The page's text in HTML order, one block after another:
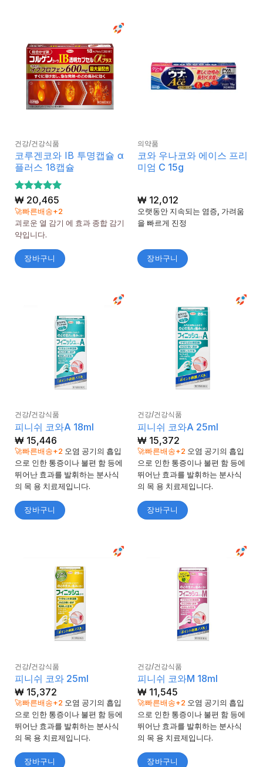
건강/건강식품
코루겐코와 IB 투명캡슐 α
플러스 18캡슐
5 중에서
5로 평가
됨
₩20,465
🚀빠른배송+2
괴로운 열 감기 에 효과 종합 감기
약입니다.
장바구니
의약품
코와 우나코와 에이스 프리
미엄 C 15g
₩12,012
오랫동안 지속되는 염증, 가려움
을 빠르게 진정
장바구니
건강/건강식품
피니쉬 코와A 18ml
₩15,446
🚀빠른배송+2 오염 공기의 흡입
으로 인한 통증이나 불편 함 등에
뛰어난 효과를 발휘하는 분사식
의 목 용 치료제입니다.
장바구니
건강/건강식품
피니쉬 코와A 25ml
₩15,372
🚀빠른배송+2 오염 공기의 흡입
으로 인한 통증이나 불편 함 등에
뛰어난 효과를 발휘하는 분사식
의 목 용 치료제입니다.
장바구니
건강/건강식품
피니쉬 코와 25ml
₩15,372
🚀빠른배송+2오염 공기의 흡입
으로 인한 통증이나 불편 함 등에
뛰어난 효과를 발휘하는 분사식
의 목 용 치료제입니다.
장바구니
건강/건강식품
피니쉬 코와M 18ml
₩11,545
🚀빠른배송+2오염 공기의 흡입
으로 인한 통증이나 불편 함 등에
뛰어난 효과를 발휘하는 분사식
의 목 용 치료제입니다.
장바구니